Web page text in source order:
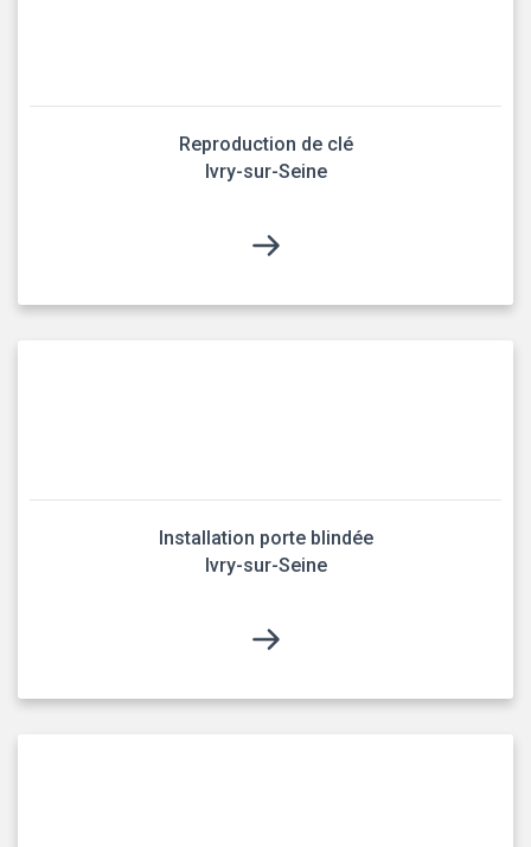
Reproduction de clé
Ivry-sur-Seine
Installation porte blindée
Ivry-sur-Seine